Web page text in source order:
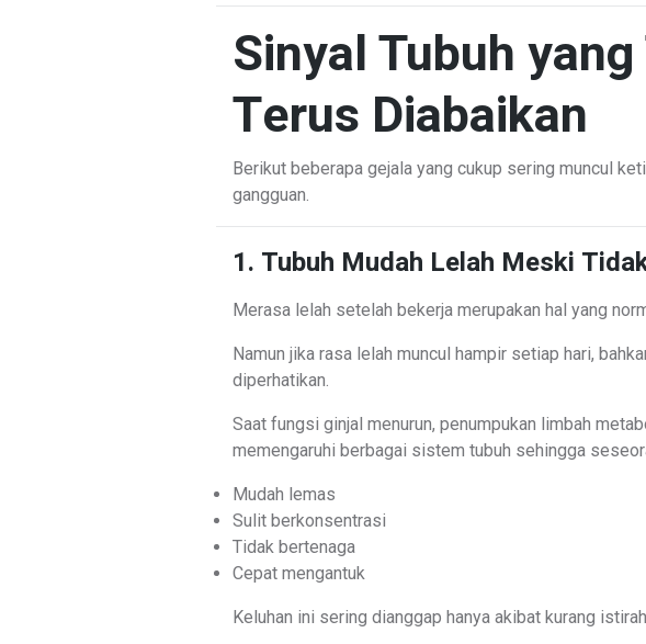
Sinyal Tubuh
Terus Diabaikan
Berikut beberapa gejala yang cukup sering muncul
gangguan.
1. Tubuh Mudah Lelah Meski
Merasa lelah setelah bekerja merupakan hal yang
Namun jika rasa lelah muncul hampir setiap hari,
diperhatikan.
Saat fungsi ginjal menurun, penumpukan limbah
memengaruhi berbagai sistem tubuh sehingga
Mudah lemas
Sulit berkonsentrasi
Tidak bertenaga
Cepat mengantuk
Keluhan ini sering dianggap hanya akibat kurang